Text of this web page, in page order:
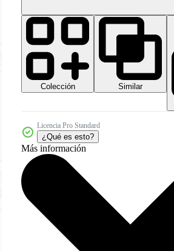
Colección
Similar
Licencia Pro Standard
¿Qué es esto?
Más información